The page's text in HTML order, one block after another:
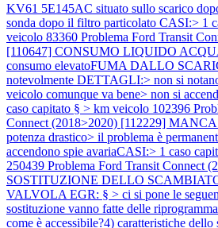
KV61 5E145AC situato sullo scarico
sonda dopo il filtro particolato CASI:> 1
veicolo 83360 Problema Ford Transit
[110647] CONSUMO LIQUIDO
consumo elevatoFUMA DALLO
notevolmente DETTAGLI:> non si
veicolo comunque va bene> non si
caso capitato § > km veicolo 102396
Connect (2018>2020) [112229]
potenza drastico> il problema è
accendono spie avariaCASI:> 1 caso
250439 Problema Ford Transit Connect
SOSTITUZIONE DELLO
VALVOLA EGR: § > ci si pone le
sostituzione vanno fatte delle
come è accessibile?4) caratteristiche